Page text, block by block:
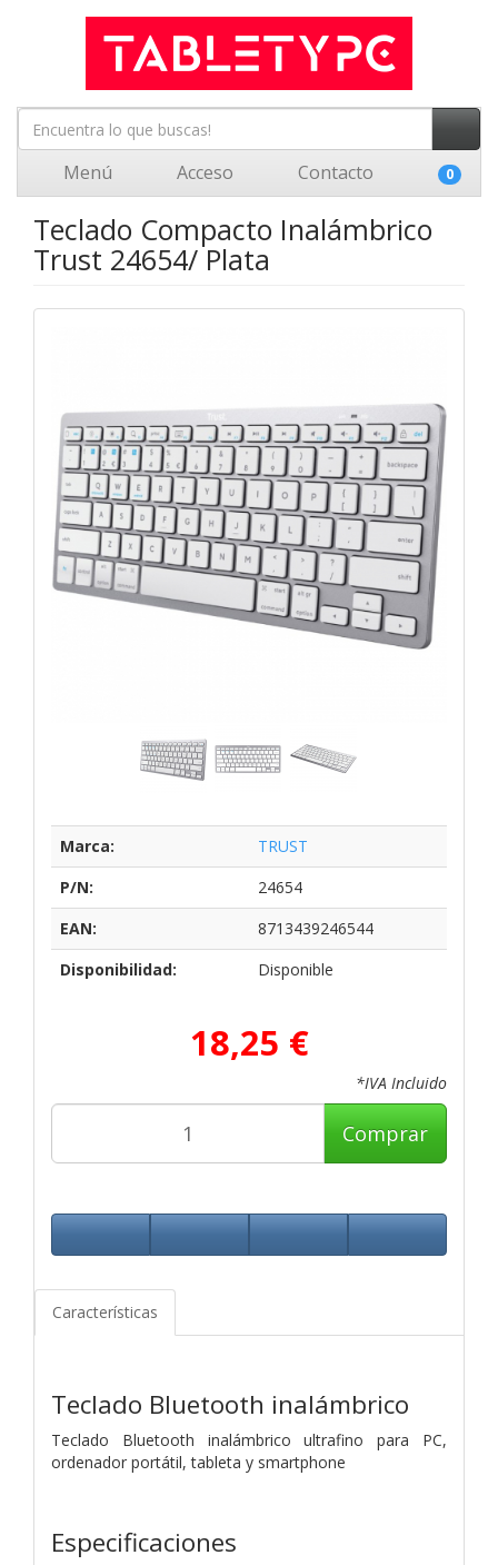
Menú Acceso Contacto 0
Teclado Compacto Inalámbrico
Trust 24654/ Plata
Marca:
TRUST
P/N:
24654
EAN:
8713439246544
Disponibilidad:
Disponible
18,25 €
*IVA Incluido
Comprar
Características
Teclado Bluetooth inalámbrico
Teclado Bluetooth inalámbrico ultrafino para PC,
ordenador portátil, tableta y smartphone
Especificaciones